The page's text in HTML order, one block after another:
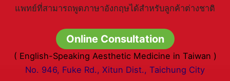
แพทย์ที่สามารถพูดภาษาอังกฤษได้สำหรับลูกค้าต่างชาติ
Online Consultation
( English-Speaking Aesthetic Medicine in Taiwan )
No. 946, Fuke Rd., Xitun Dist., Taichung City